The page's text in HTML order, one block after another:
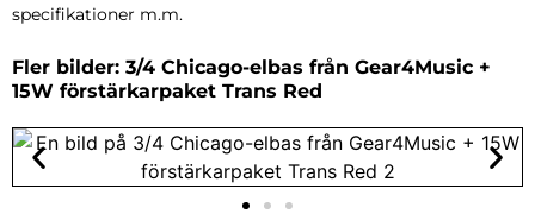
specifikationer m.m.
Fler bilder: 3/4 Chicago-elbas från Gear4Music +
15W förstärkarpaket Trans Red